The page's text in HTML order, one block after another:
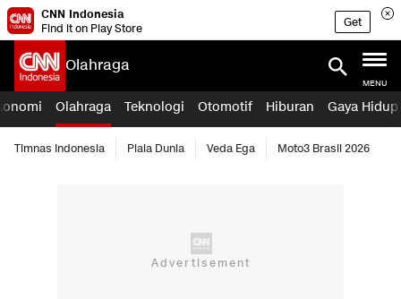
CNN Indonesia
Find it on Play Store
Get
Olahraga
MENU
Olahraga Teknologi Otomotif Hiburan Gaya Hidup
Timnas Indonesia Piala Dunia Veda Ega Moto3 Brasil 2026